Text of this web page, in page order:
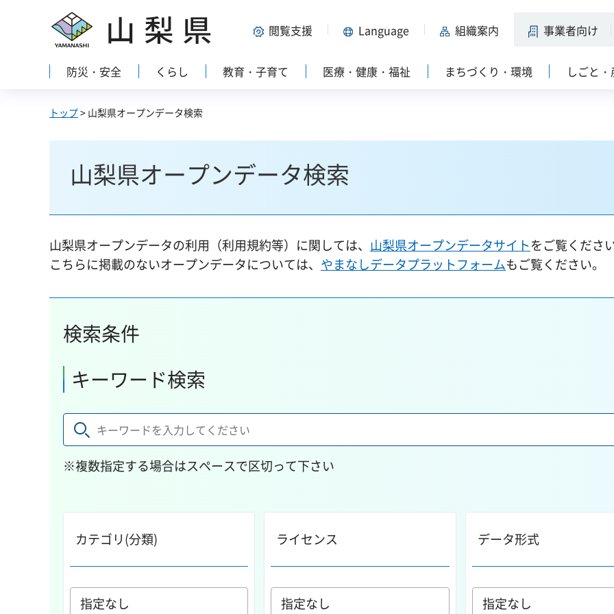
山梨県 閲覧支援 Language 組織案内 事業者向け
防災・安全 くらし 教育・子育て 医療・健康・福祉 まちづくり・環境 しごと
トップ> 山梨県オープンデータ検索
山梨県オープンデータ検索
山梨県オープンデータの利用（利用規約等）に関しては、 山梨県オープンデータサイトをご覧くださ
こちらに掲載のないオープンデータについては、 やまなしデータプラットフォームもご覧ください。
検索条件
キーワード検索
※複数指定する場合はスペースで区切って下さい
カテゴリ(分類) ライセンス データ形式